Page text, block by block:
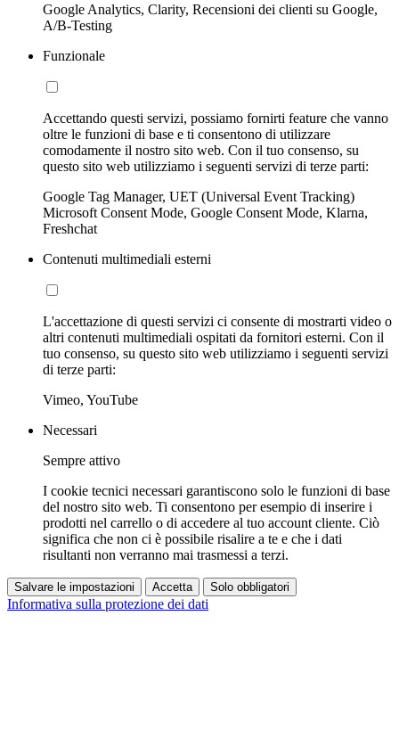
Google Analytics, Clarity, Recensioni dei clienti su Google,
A/B-Testing
Funzionale
Accettando questi servizi, possiamo fornirti feature che vanno
oltre le funzioni di base e ti consentono di utilizzare
comodamente il nostro sito web. Con il tuo consenso, su
questo sito web utilizziamo i seguenti servizi di terze parti:
Google Tag Manager, UET (Universal Event Tracking)
Microsoft Consent Mode, Google Consent Mode, Klarna,
Freshchat
Contenuti multimediali esterni
L'accettazione di questi servizi ci consente di mostrarti video o
altri contenuti multimediali ospitati da fornitori esterni. Con il
tuo consenso, su questo sito web utilizziamo i seguenti servizi
di terze parti:
Vimeo, YouTube
Necessari
Sempre attivo
I cookie tecnici necessari garantiscono solo le funzioni di base
del nostro sito web. Ti consentono per esempio di inserire i
prodotti nel carrello o di accedere al tuo account cliente. Ciò
significa che non ci è possibile risalire a te e che i dati
risultanti non verranno mai trasmessi a terzi.
Salvare le impostazioni Accetta Solo obbligatori
Informativa sulla protezione dei dati